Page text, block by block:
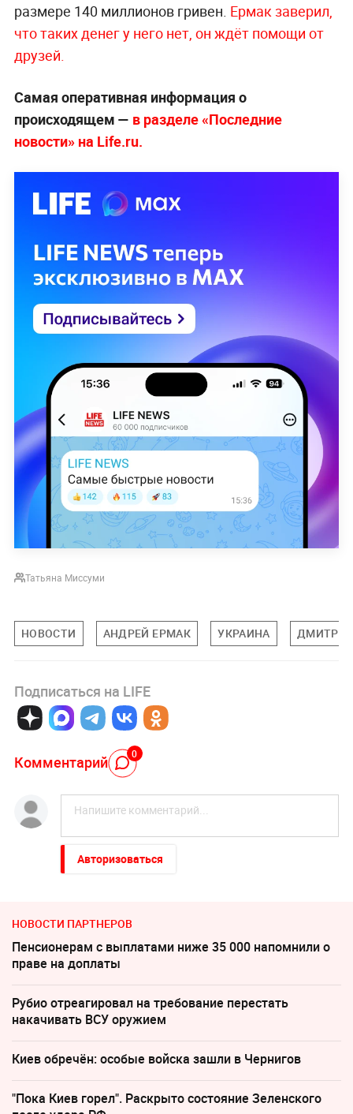
размере 140 миллионов гривен. Ермак заверил,
что таких денег у него нет, он ждёт помощи от
друзей.
Самая оперативная информация о
происходящем — в разделе «Последние
новости» на Life.ru.
Татьяна Миссуми
НОВОСТИ АНДРЕЙ ЕРМАК УКРАИНА
Подписаться на LIFE
Комментарий 0
Авторизоваться
НОВОСТИ ПАРТНЕРОВ
Пенсионерам с выплатами ниже 35 000 напомнили о
праве на доплаты
Рубио отреагировал на требование перестать
накачивать ВСУ оружием
Киев обречён: особые войска зашли в Чернигов
"Пока Киев горел". Раскрыто состояние Зеленского